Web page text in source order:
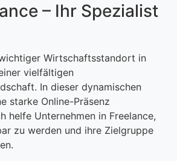
– Ihr Spezialist
Wirtschaftsstandort in
vielfältigen
In dieser dynamischen
starke Online-Präsenz
helfe Unternehmen in Freelance,
zu werden und ihre Zielgruppe